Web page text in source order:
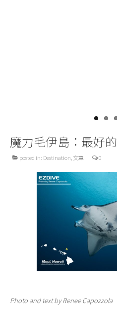
魔力毛伊島：最好
posted in: Destination,文章 | 0
Photo and text by Renee Capozzola